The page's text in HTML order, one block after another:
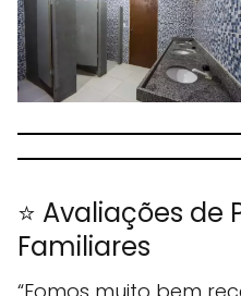
⭐ Avaliações de
Familiares